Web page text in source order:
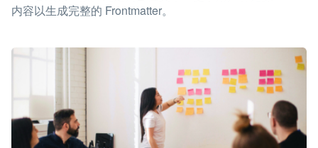
内容以生成完整的 Frontmatter。